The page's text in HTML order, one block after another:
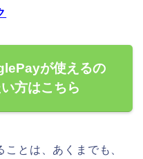
が使えるの
方はこちら
とは、あくまでも、